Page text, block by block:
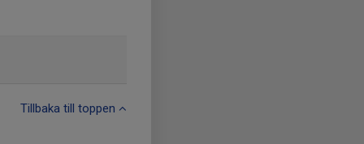
Tillbaka till toppen